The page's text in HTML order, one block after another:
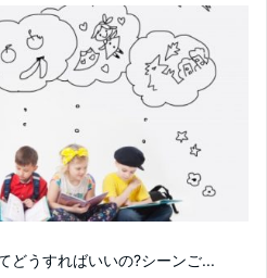
どうすればいいの?シーンご...